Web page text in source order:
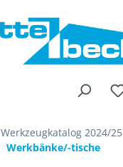
Werkzeugkatalog 2024/25
Werkbänke/-tische